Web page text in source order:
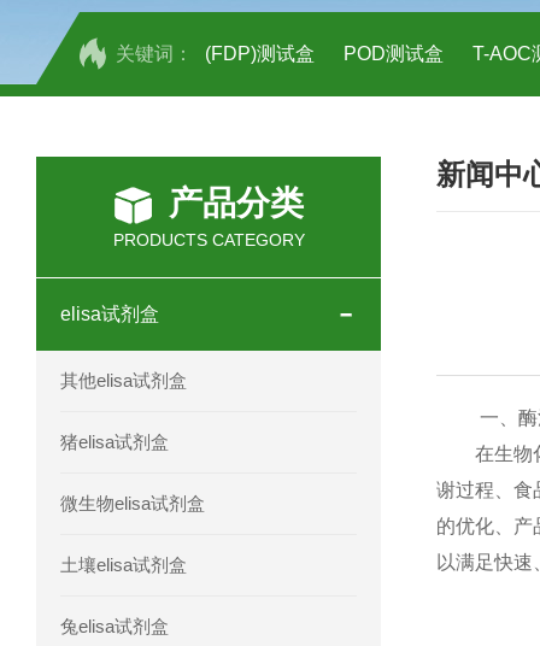
关键词： (FDP)测试盒 POD测试盒 T-AOC
人全式钴氨素2(HTSB2)elisa试剂盒现
人鞘脂(SPH)elisa试剂盒现货速发
人蓝氏贾第虫(GL)elisa试剂盒厂家直销
人膳食纤维(TDF)elisa试剂盒现货
人囊尾蚴病抗体(CC Ab)elisa试剂盒免
产品分类
PRODUCTS CATEGORY
elisa试剂盒
其他elisa试剂盒
猪elisa试剂盒
微生物elisa试剂盒
土壤elisa试剂盒
兔elisa试剂盒
新闻中
一、酶
在生物化
谢过程、食
的优化、产
以满足快